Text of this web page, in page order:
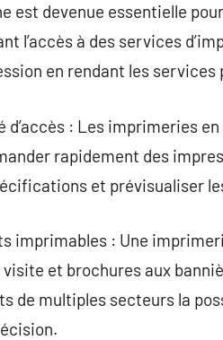
est devenue essentielle
l’accès à des services
en rendant les
: Les imprimeries
rapidement des
et prévisualiser
imprimables : Une
et brochures aux
de multiples secteurs la